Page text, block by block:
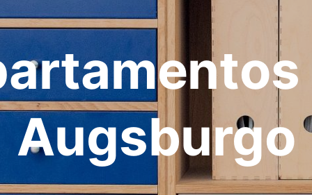
Augsburgo